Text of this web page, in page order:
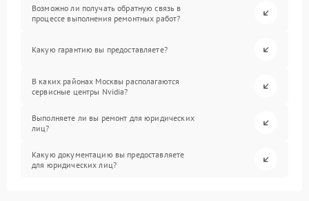
Возможно ли получать обратную связь в
процессе выполнения ремонтных работ?
Какую гарантию вы предоставляете?
В каких районах Москвы располагаются
сервисные центры Nvidia?
Выполняете ли вы ремонт для юридических
лиц?
Какую документацию вы предоставляете
для юридических лиц?